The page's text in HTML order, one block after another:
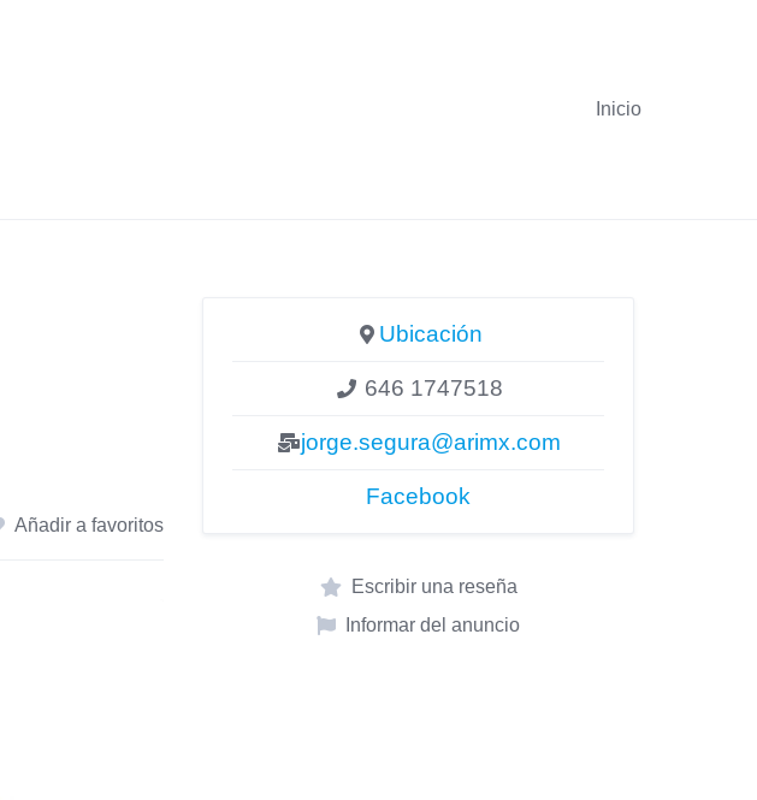
Inicio
Añadir a favoritos
Ubicación
646 1747518
jorge.segura@arimx.com
Facebook
Escribir una reseña
Informar del anuncio